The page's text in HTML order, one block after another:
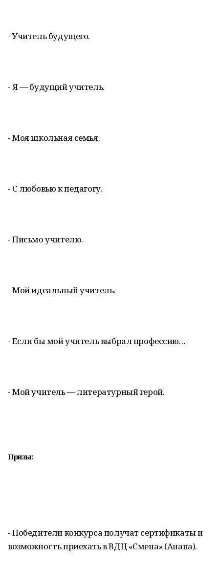
- Учитель будущего.
- Я — будущий учитель.
- Моя школьная семья.
- С любовью к педагогу.
- Письмо учителю.
- Мой идеальный учитель.
- Если бы мой учитель выбрал профессию…
- Мой учитель — литературный герой.
Призы:
- Победители конкурса получат сертификаты и
возможность приехать в ВДЦ «Смена» (Анапа).